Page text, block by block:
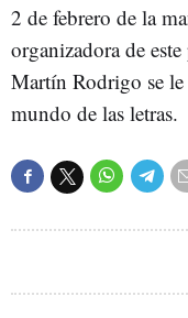
2 de febrero de la
organizadora de
Martín Rodrigo se le
mundo de las letras.